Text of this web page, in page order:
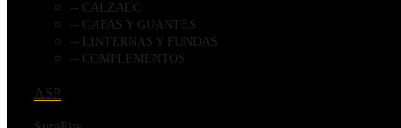
CALZADO
GAFAS Y GUANTES
LINTERNAS Y FUNDAS
COMPLEMENTOS
ASP